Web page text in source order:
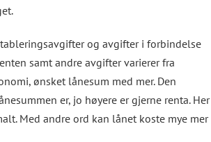
og avgifter i forbindelse
samt andre avgifter varierer fra
ønsket lånesum med mer. Den
er, jo høyere er gjerne renta. Her
Med andre ord kan lånet koste mye mer